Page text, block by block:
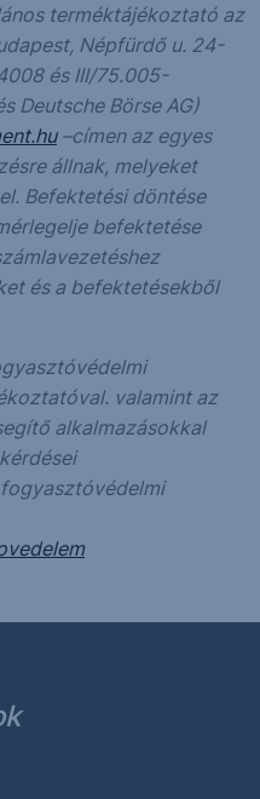
terméktájékoztató az
Népfürdő u. 24-
és III/75.005-
Deutsche Börse AG)
–címen az egyes
állnak, melyeket
Befektetési döntése
befektetése
és a befektetésekből
valamint az
alkalmazásokkal